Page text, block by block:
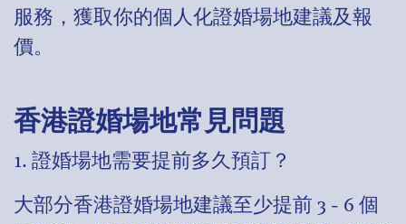
服務，獲取你的個人化證婚場地建議及報
價。
香港證婚場地常見問題
1. 證婚場地需要提前多久預訂？
大部分香港證婚場地建議至少提前 3 - 6 個